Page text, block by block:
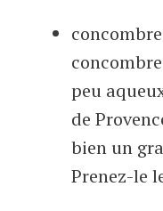
peu
de
bien un
Prenez-le